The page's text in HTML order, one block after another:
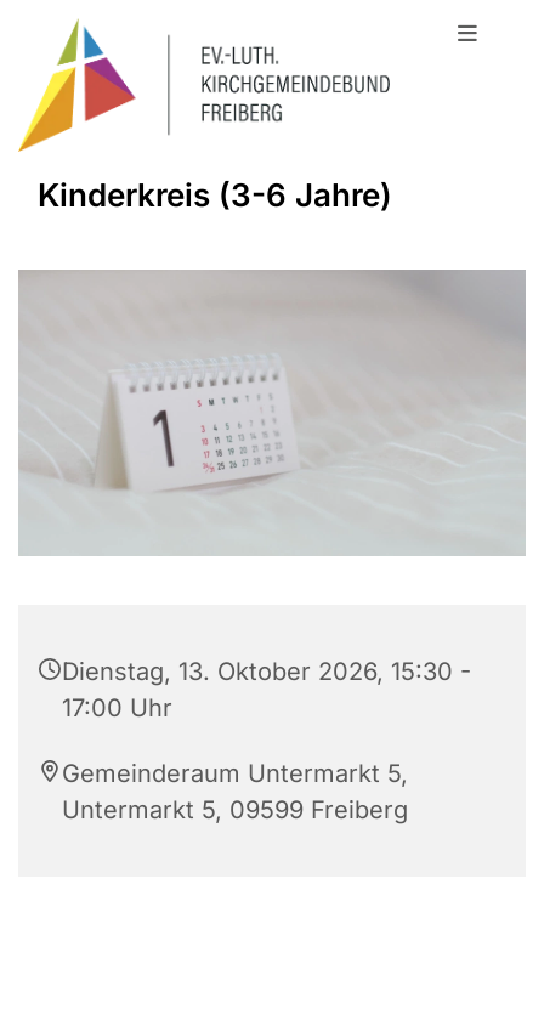
Kinderkreis (3-6 Jahre)
Dienstag, 13. Oktober 2026, 15:30 -
17:00 Uhr
Gemeinderaum Untermarkt 5,
Untermarkt 5, 09599 Freiberg